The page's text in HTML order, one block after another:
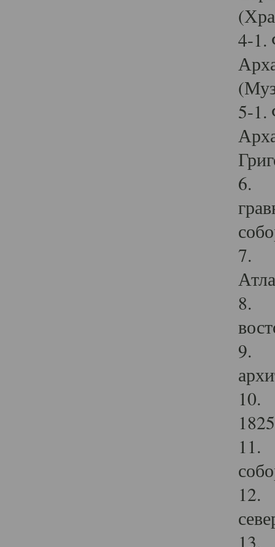
4-1.
5-1.
6.
7.
8.
9.
10.
11.
12.
13.